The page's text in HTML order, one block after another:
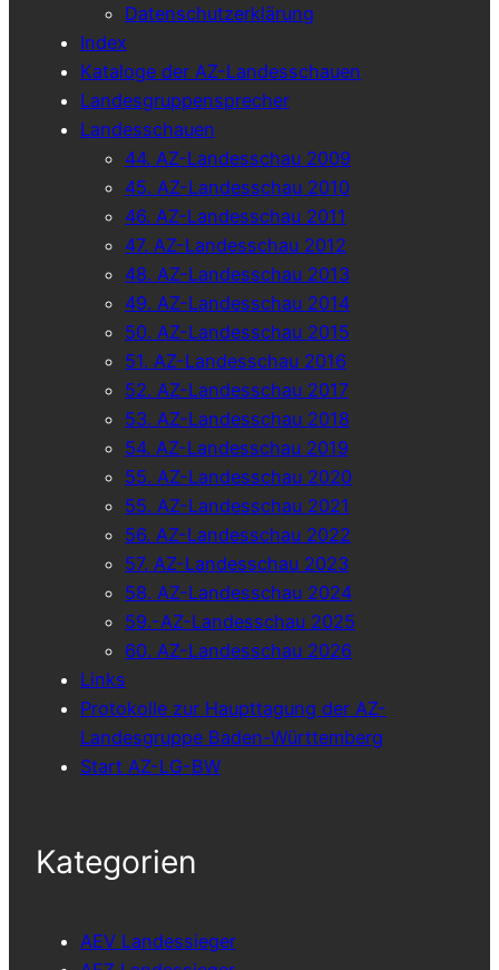
Datenschutzerklärung
Index
Kataloge der AZ-Landesschauen
Landesgruppensprecher
Landesschauen
44. AZ-Landesschau 2009
45. AZ-Landesschau 2010
46. AZ-Landesschau 2011
47. AZ-Landesschau 2012
48. AZ-Landesschau 2013
49. AZ-Landesschau 2014
50. AZ-Landesschau 2015
51. AZ-Landesschau 2016
52. AZ-Landesschau 2017
53. AZ-Landesschau 2018
54. AZ-Landesschau 2019
55. AZ-Landesschau 2020
55. AZ-Landesschau 2021
56. AZ-Landesschau 2022
57. AZ-Landesschau 2023
58. AZ-Landesschau 2024
59.-AZ-Landesschau 2025
60. AZ-Landesschau 2026
Links
Protokolle zur Haupttagung der AZ-
Landesgruppe Baden-Württemberg
Start AZ-LG-BW
Kategorien
AEV Landessieger